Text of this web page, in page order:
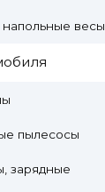
весы
пылесосы
зарядные